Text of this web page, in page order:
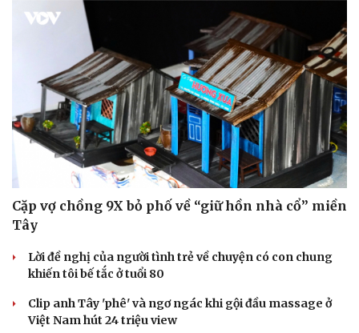
Cặp vợ chồng 9X bỏ phố về “giữ hồn nhà cổ” miền
Tây
Lời đề nghị của người tình trẻ về chuyện có con chung
khiến tôi bế tắc ở tuổi 80
Clip anh Tây 'phê' và ngơ ngác khi gội đầu massage ở
Việt Nam hút 24 triệu view